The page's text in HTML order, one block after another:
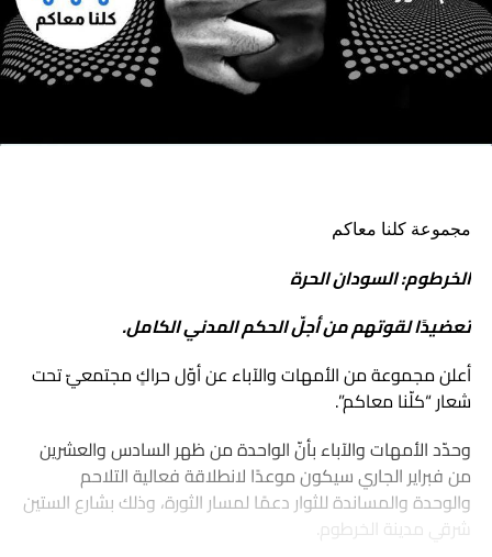
مجموعة كلنا معاكم
الخرطوم: السودان الحرة
تعضيدًا لقوتهم من أجلّ الحكم المدني الكامل.
أعلن مجموعة من الأمهات والآباء عن أوّل حراكٍ مجتمعيّ تحت
شعار “كلّنا معاكم”.
وحدّد الأمهات والآباء بأنّ الواحدة من ظهر السادس والعشرين
من فبراير الجاري سيكون موعدًا لانطلاقة فعالية التلاحم
والوحدة والمساندة للثوار دعمًا لمسار الثورة، وذلك بشارع الستين
شرقي مدينة الخرطوم.